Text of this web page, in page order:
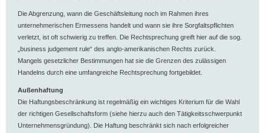
Die Abgrenzung, wann die Geschäftsleitung noch im Rahmen ihres
unternehmerischen Ermessens handelt und wann sie ihre Sorgfaltspflichten
verletzt, ist oft schwierig zu treffen. Die Rechtsprechung greift hier auf die sog.
„business judgement rule“ des anglo-amerikanischen Rechts zurück.
Mangels gesetzlicher Bestimmungen hat sie die Grenzen des zulässigen
Handelns durch eine umfangreiche Rechtsprechung fortgebildet.
Außenhaftung
Die Haftungsbeschränkung ist regelmäßig ein wichtiges Kriterium für die Wahl
der richtigen Gesellschaftsform (siehe hierzu auch den Tätigkeitsschwerpunkt
Unternehmensgründung). Die Haftung beschränkt sich nach erfolgreicher